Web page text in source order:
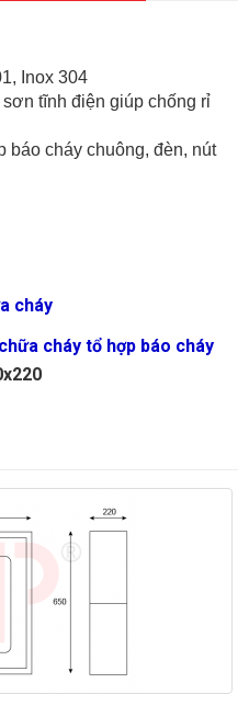
Inox 304
tĩnh điện giúp chống rỉ
báo cháy chuông, đèn, nút
cháy
cháy tổ hợp báo cháy